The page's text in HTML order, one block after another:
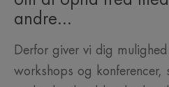
andre...
Derfor giver vi dig
workshops og konferencer,